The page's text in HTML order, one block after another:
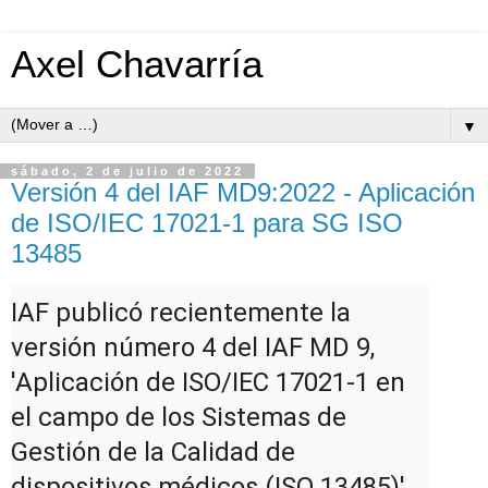
Axel Chavarría
▼
sábado, 2 de julio de 2022
Versión 4 del IAF MD9:2022 - Aplicación
de ISO/IEC 17021-1 para SG ISO
13485
IAF publicó recientemente la
versión número 4 del IAF MD 9,
'Aplicación de ISO/IEC 17021-1 en
el campo de los Sistemas de
Gestión de la Calidad de